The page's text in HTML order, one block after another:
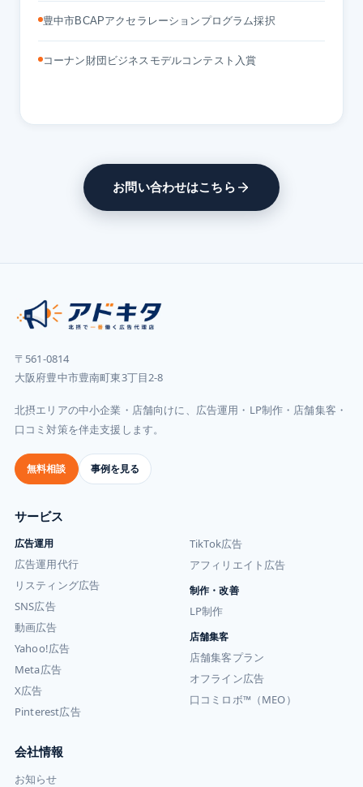
豊中市BCAPアクセラレーションプログラム採択
コーナン財団ビジネスモデルコンテスト入賞
お問い合わせはこちら
〒561-0814
大阪府豊中市豊南町東3丁目2-8
北摂エリアの中小企業・店舗向けに、広告運用・LP制作・店舗集客・
口コミ対策を伴走支援します。
無料相談 事例を見る
サービス
広告運用
広告運用代行
リスティング広告
SNS広告
動画広告
Yahoo!広告
Meta広告
X広告
Pinterest広告
TikTok広告
アフィリエイト広告
制作・改善
LP制作
店舗集客
店舗集客プラン
オフライン広告
口コミロボ™（MEO）
会社情報
お知らせ